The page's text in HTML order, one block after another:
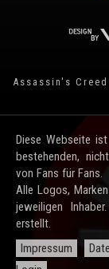
Assassin's
Diese Webseite
bestehenden,
von Fans für Fans.
Alle Logos,
jeweiligen
erstellt.
Impressum